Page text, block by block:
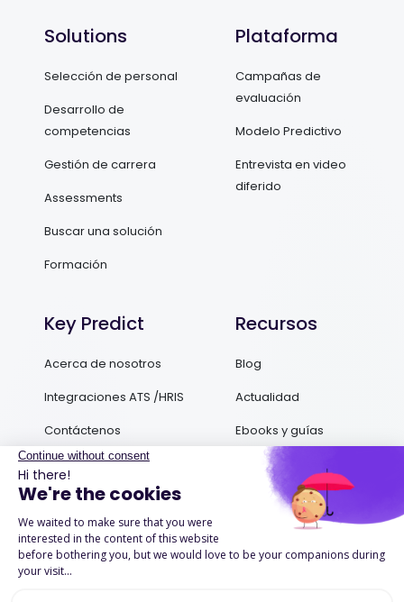
Solutions
Selección de personal
Desarrollo de
competencias
Gestión de carrera
Assessments
Buscar una solución
Formación
Plataforma
Campañas de
evaluación
Modelo Predictivo
Entrevista en video
diferido
Key Predict
Acerca de nosotros
Integraciones ATS /HRIS
Contáctenos
Recursos
Blog
Actualidad
Ebooks y guías
Podcasts
Success Stories